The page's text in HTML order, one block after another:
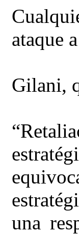
ataque
Gilani,
una